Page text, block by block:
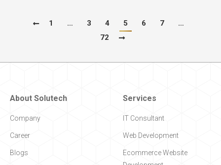
1 … 3 4 5 6 7
…
72
About Solutech
Company
Career
Blogs
Services
IT Consultant
Web Development
Ecommerce Website